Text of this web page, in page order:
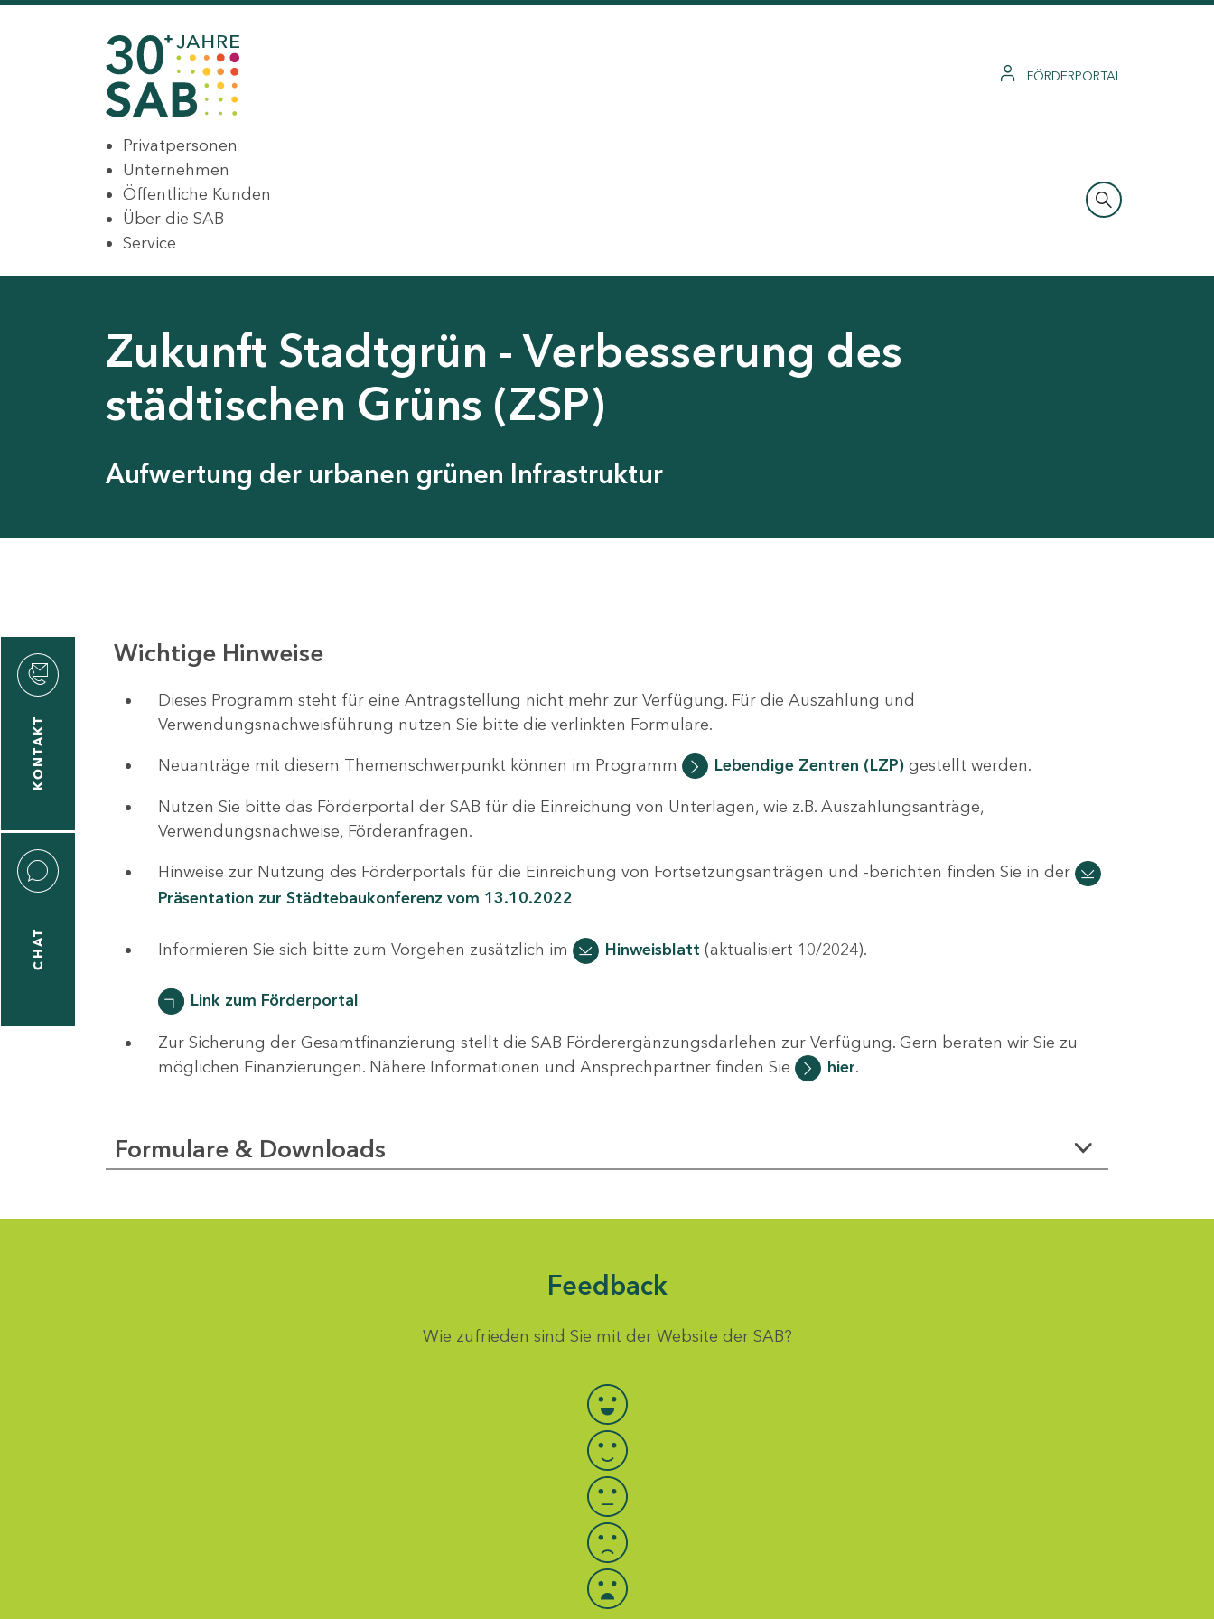
FÖRDERPORTAL
Privatpersonen
Unternehmen
Öffentliche Kunden
Über die SAB
Service
Zukunft Stadtgrün - Verbesserung des
städtischen Grüns (ZSP)
Aufwertung der urbanen grünen Infrastruktur
KONTAKT
CHAT
Wichtige Hinweise
Dieses Programm steht für eine Antragstellung nicht mehr zur Verfügung. Für die Auszahlung und
Verwendungsnachweisführung nutzen Sie bitte die verlinkten Formulare.
Neuanträge mit diesem Themenschwerpunkt können im Programm Lebendige Zentren (LZP)gestellt werden.
Nutzen Sie bitte das Förderportal der SAB für die Einreichung von Unterlagen, wie z.B. Auszahlungsanträge,
Verwendungsnachweise, Förderanfragen.
Hinweise zur Nutzung des Förderportals für die Einreichung von Fortsetzungsanträgen und -berichten finden Sie in der
Präsentation zur Städtebaukonferenz vom 13.10.2022
Informieren Sie sich bitte zum Vorgehen zusätzlich im Hinweisblatt (aktualisiert 10/2024).
Link zum Förderportal
Zur Sicherung der Gesamtfinanzierung stellt die SAB Förderergänzungsdarlehen zur Verfügung. Gern beraten wir Sie zu
möglichen Finanzierungen. Nähere Informationen und Ansprechpartner finden Sie
hier.
Formulare & Downloads
Feedback
Wie zufrieden sind Sie mit der Website der SAB?
Bewertung auswählen